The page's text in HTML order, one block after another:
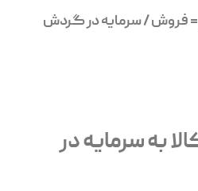
فروش / سرمایه در گردش
به سرمایه در